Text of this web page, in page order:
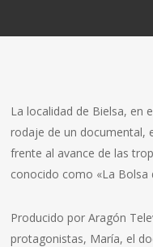
La localidad de Bielsa, en
rodaje de un documental,
frente al avance de las
conocido como «La Bolsa
Producido por Aragón
protagonistas, María, el